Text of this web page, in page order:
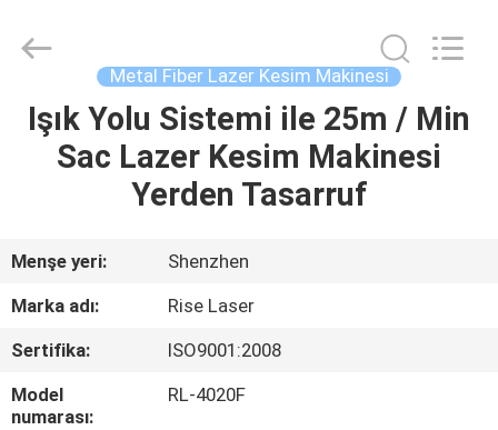
EV
SG
GÖSTERISI
HAKKIMIZDA
Technology
Reserved.
Metal Fiber Lazer Kesim Makinesi
Işık Yolu Sistemi ile 25m / Min
Sac Lazer Kesim Makinesi
Yerden Tasarruf
Menşe yeri:
Shenzhen
Marka adı:
Rise Laser
Sertifika:
ISO9001:2008
Model
numarası:
RL-4020F